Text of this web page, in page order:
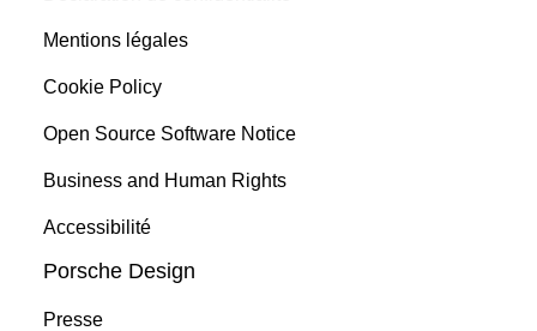
Mentions légales
Cookie Policy
Open Source Software Notice
Business and Human Rights
Accessibilité
Porsche Design
Presse